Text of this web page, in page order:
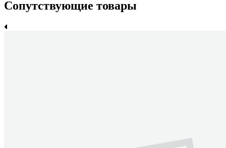
Сопутствующие товары